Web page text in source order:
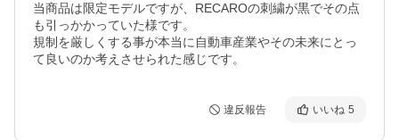
当商品は限定モデルですが、RECAROの刺繍が黒でその点
も引っかかっていた様です。
規制を厳しくする事が本当に自動車産業やその未来にとっ
て良いのか考えさせられた感じです。
違反報告 いいね 5